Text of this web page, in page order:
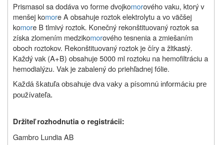
Prismasol sa dodáva vo forme dvojkomorového vaku, ktorý v
menšej komore A obsahuje roztok elektrolytu a vo väčšej
komore B tlmivý roztok. Konečný rekonštituovaný roztok sa
získa zlomením medzikomorového tesnenia a zmiešaním
oboch roztokov. Rekonštituovaný roztok je číry a žltkastý.
Každý vak (A+B) obsahuje 5000 ml roztoku na hemofiltráciu a
hemodialýzu. Vak je zabalený do priehľadnej fólie.
Každá škatuľa obsahuje dva vaky a písomnú informáciu pre
používateľa.
Držiteľ rozhodnutia o registrácii:
Gambro Lundia AB